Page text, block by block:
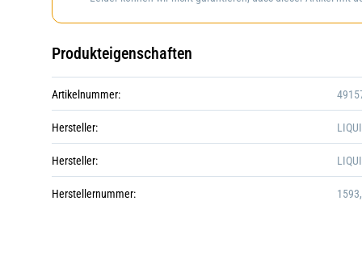
Produkteigenschaften
Artikelnummer:
Hersteller:
Hersteller:
Herstellernummer: